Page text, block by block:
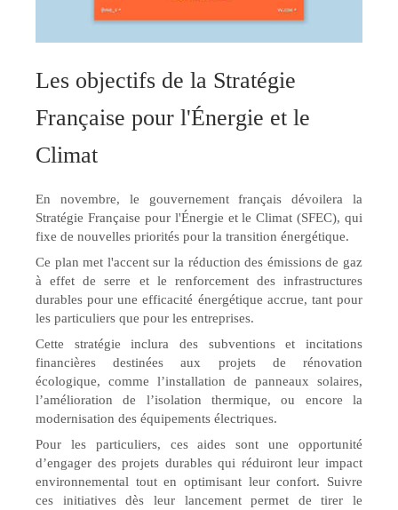
Les objectifs de la Stratégie
Française pour l'Énergie et le
Climat
En novembre, le gouvernement français dévoilera la
Stratégie Française pour l'Énergie et le Climat (SFEC), qui
fixe de nouvelles priorités pour la transition énergétique.
Ce plan met l'accent sur la réduction des émissions de gaz
à effet de serre et le renforcement des infrastructures
durables pour une efficacité énergétique accrue, tant pour
les particuliers que pour les entreprises.
Cette stratégie inclura des subventions et incitations
financières destinées aux projets de rénovation
écologique, comme l’installation de panneaux solaires,
l’amélioration de l’isolation thermique, ou encore la
modernisation des équipements électriques.
Pour les particuliers, ces aides sont une opportunité
d’engager des projets durables qui réduiront leur impact
environnemental tout en optimisant leur confort. Suivre
ces initiatives dès leur lancement permet de tirer le